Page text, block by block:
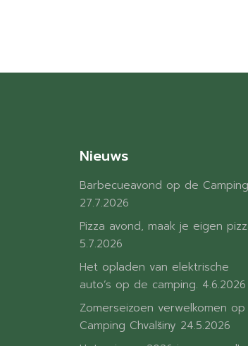
Nieuws
Barbecueavond op de Camping
27.7.2026
Pizza avond, maak je eigen
5.7.2026
Het opladen van elektrische
auto’s op de camping. 4.6.2026
Zomerseizoen verwelkomen op
Camping Chvalšiny 24.5.2026